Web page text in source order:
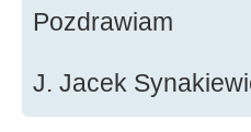
Pozdrawiam
J. Jacek